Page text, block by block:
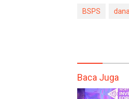
BSPS
Baca Juga